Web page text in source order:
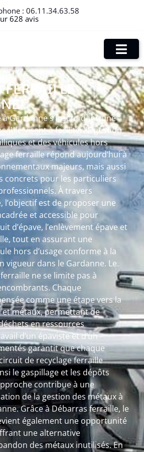
: 06.11.34.63.58
628 avis
Gardanne s’inscrit dans une
visant à faciliter la gestion
et des véhicules hors
ferraille répond aujourd’hui à
majeurs, mais aussi
concrets pour les particuliers
À travers
l’objectif est de proposer une
et accessible pour
d’épave, l’enlèvement épave et
tout en assurant une
hors d’usage conforme à la
vigueur dans le Gardanne. Le
ne se limite pas à
Chaque
comme une étape vers la
métaux, permettant de
en ressources
d’un épaviste et d’un
garantit que chaque
de recyclage ferraille
le gaspillage et les dépôts
contribue à une
de la gestion des métaux à
Grâce à Débarras ferraille, le
également une opportunité
une alternative
des métaux inutilisés. En